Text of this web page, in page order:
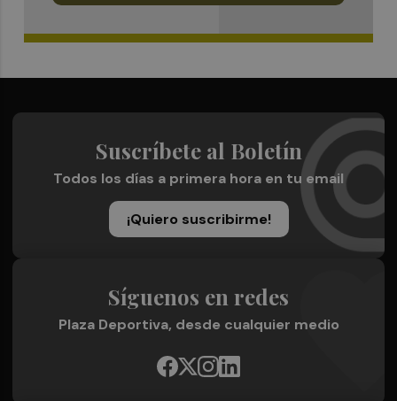
Suscríbete al Boletín
Todos los días a primera hora en tu email
¡Quiero suscribirme!
Síguenos en redes
Plaza Deportiva, desde cualquier medio